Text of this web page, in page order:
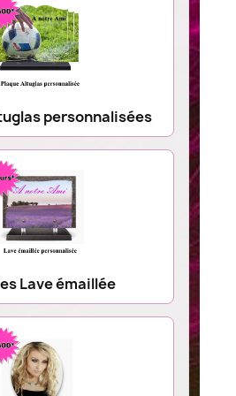
personnalisées
Lave émaillée